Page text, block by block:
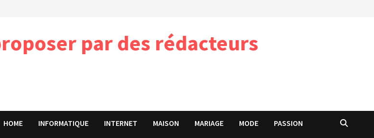
par des rédacteurs
HOME INFORMATIQUE INTERNET MAISON MARIAGE MODE PASSION